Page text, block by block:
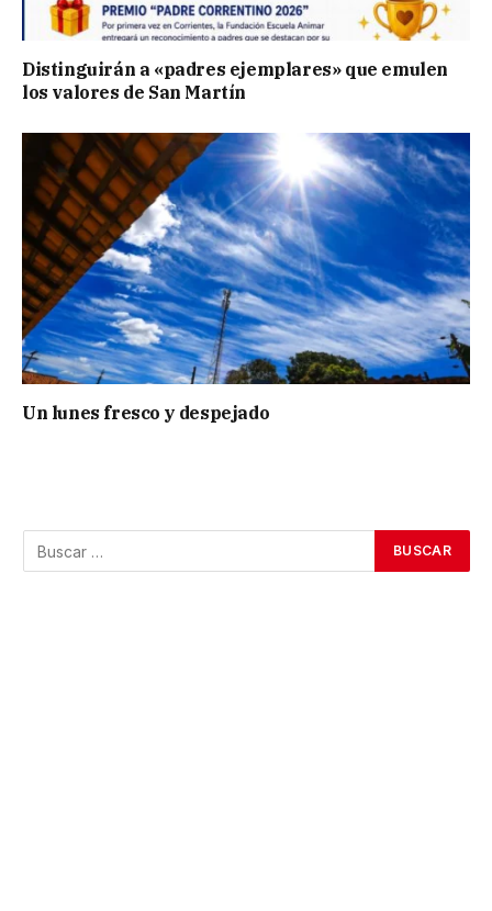
Distinguirán a «padres ejemplares» que emulen
los valores de San Martín
Un lunes fresco y despejado